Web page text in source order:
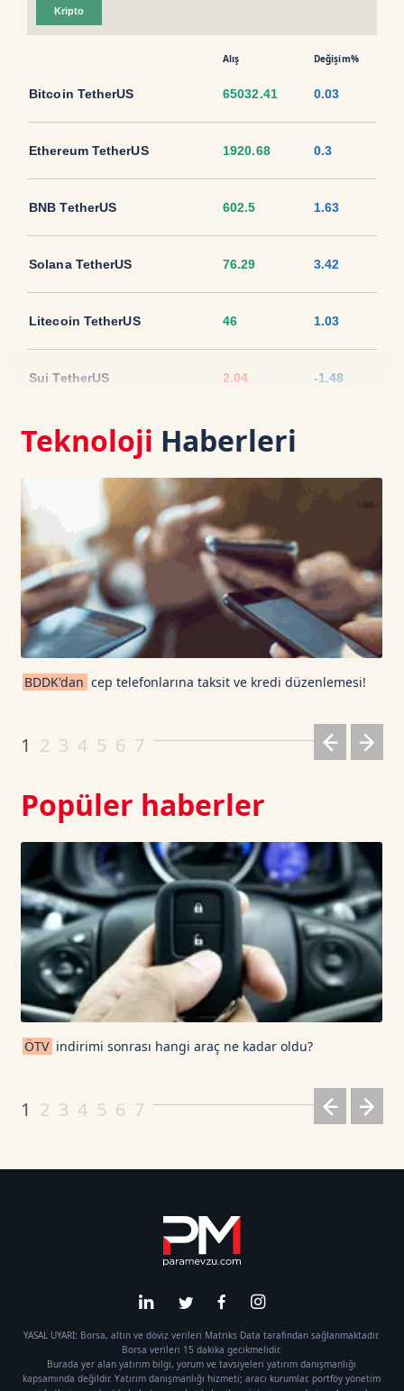
Kripto
Alış Değişim%
Bitcoin TetherUS 65032.41 0.03
Ethereum TetherUS 1920.68 0.3
BNB TetherUS 602.5 1.63
Solana TetherUS 76.29 3.42
Litecoin TetherUS 46 1.03
Sui TetherUS 2.04 -1.48
Ripple TetherUS 1.0432
USD Coin TetherUS
USDT 1.0003
TRON TetherUS 0.3288 0.43
Cardano TetherUS 0.2 -0.84
Teknoloji Haberleri
BDDK'dan cep telefonlarına taksit ve kredi düzenlemesi!
1 2 3 4 5 6 7
Popüler haberler
ÖTV indirimi sonrası hangi araç ne kadar oldu?
1 2 3 4 5 6 7
YASAL UYARI: Borsa, altın ve döviz verileri Matriks Data tarafından sağlanmaktadır.
Borsa verileri 15 dakika gecikmelidir.
Burada yer alan yatırım bilgi, yorum ve tavsiyeleri yatırım danışmanlığı
kapsamında değildir. Yatırım danışmanlığı hizmeti; aracı kurumlar, portföy yönetim